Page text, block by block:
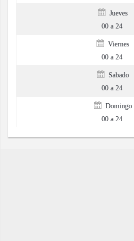
Jueves
00 a 24
Viernes
00 a 24
Sabado
00 a 24
Domingo
00 a 24